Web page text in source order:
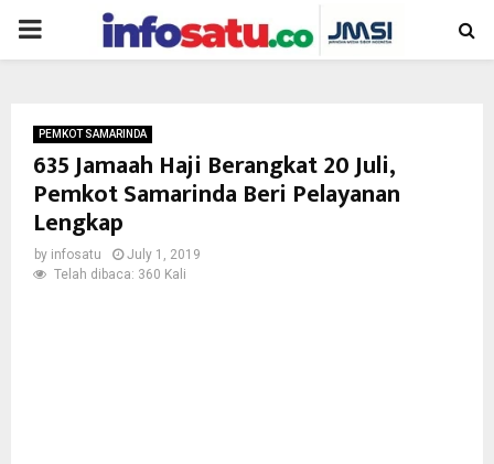
PRIMARY
PEMKOT SAMARINDA
635 Jamaah Haji Berangkat 20 Juli,
Pemkot Samarinda Beri Pelayanan
Lengkap
by infosatu
July 1, 2019
Telah dibaca: 360 Kali